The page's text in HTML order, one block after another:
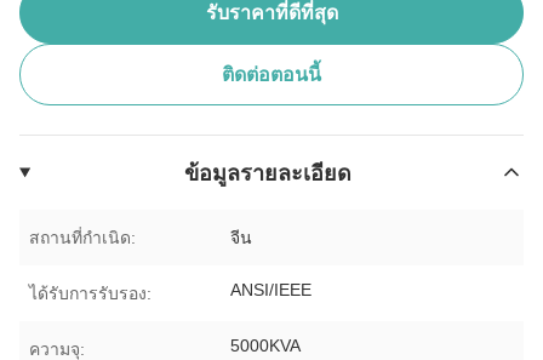
รับราคาที่ดีที่สุด
ติดต่อตอนนี้
ข้อมูลรายละเอียด
สถานที่กำเนิด: จีน
ได้รับการรับรอง: ANSI/IEEE
ความจุ: 5000KVA